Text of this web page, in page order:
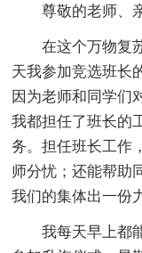
尊敬的老师、
在这个万物复
天我参加竞选班长
因为老师和同学们
我都担任了班长的
务。担任班长工作
师分忧；还能帮助
我们的集体出一份
我每天早上都